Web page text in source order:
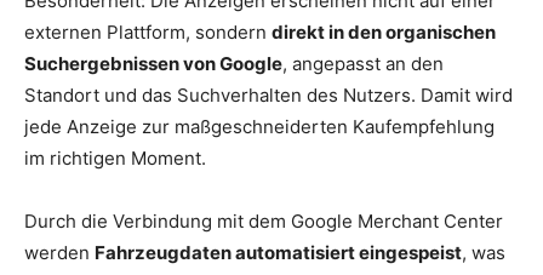
externen Plattform, sondern direkt in den organischen
Suchergebnissen von Google, angepasst an den
Standort und das Suchverhalten des Nutzers. Damit wird
jede Anzeige zur maßgeschneiderten Kaufempfehlung
im richtigen Moment.
Durch die Verbindung mit dem Google Merchant Center
werden Fahrzeugdaten automatisiert eingespeist, was